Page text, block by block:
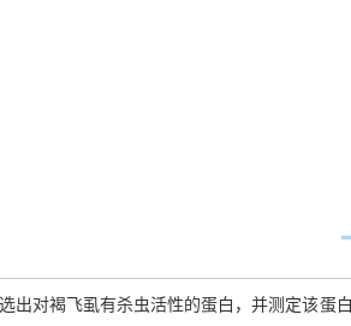
出对褐飞虱有杀虫活性的蛋白，并测定该蛋白